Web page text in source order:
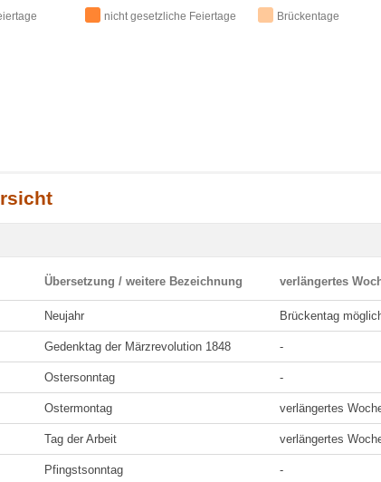
nicht gesetzliche Feiertage Brückentage
Übersetzung / weitere Bezeichnung verlängertes
Neujahr Brückentag
Gedenktag der Märzrevolution 1848 -
Ostersonntag -
Ostermontag verlängertes
Tag der Arbeit verlängertes
Pfingstsonntag -